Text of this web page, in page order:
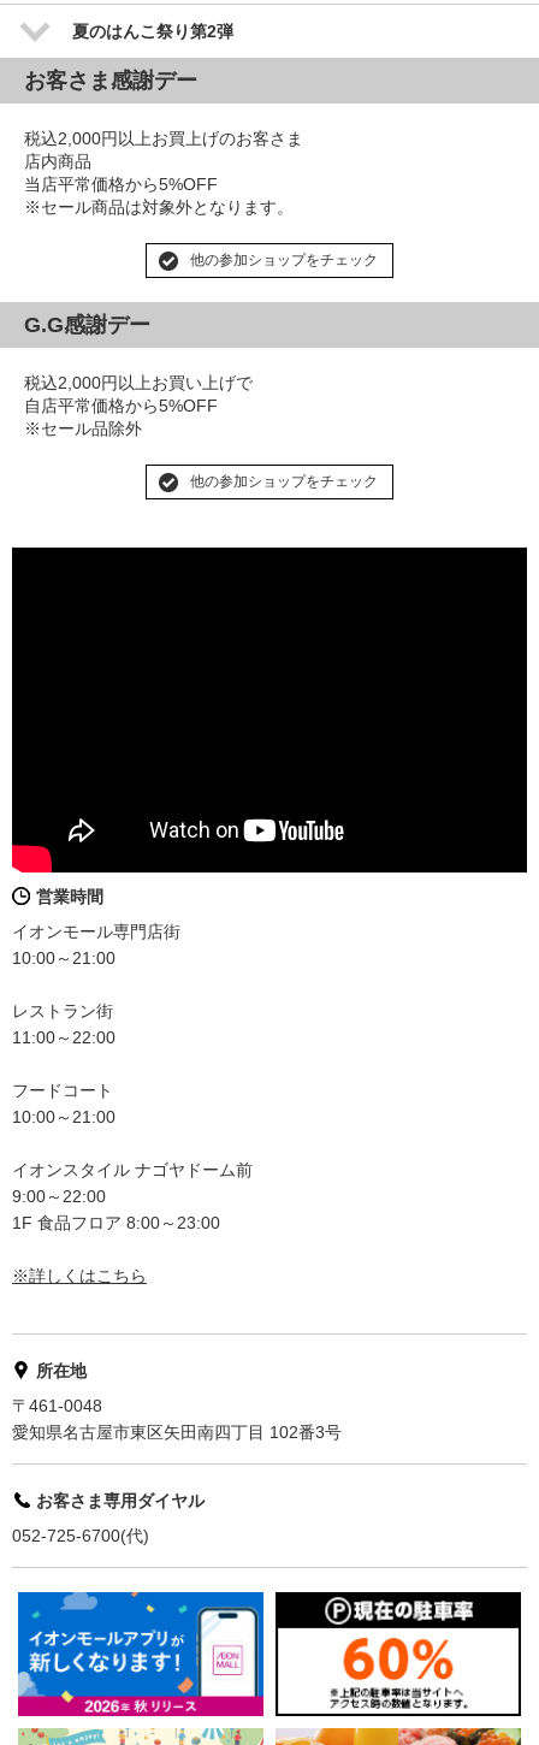
夏のはんこ祭り第2弾
お客さま感謝デー
税込2,000円以上お買上げのお客さま
店内商品
当店平常価格から5%OFF
※セール商品は対象外となります。
他の参加ショップをチェック
G.G感謝デー
税込2,000円以上お買い上げで
自店平常価格から5%OFF
※セール品除外
他の参加ショップをチェック
営業時間
イオンモール専門店街
10:00～21:00
レストラン街
11:00～22:00
フードコート
10:00～21:00
イオンスタイル ナゴヤドーム前
9:00～22:00
1F 食品フロア 8:00～23:00
※詳しくはこちら
所在地
〒461-0048
愛知県名古屋市東区矢田南四丁目 102番3号
お客さま専用ダイヤル
052-725-6700(代)